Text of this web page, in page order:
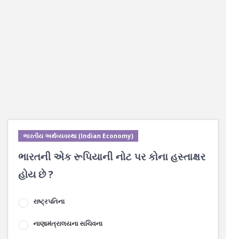
ભારતીય અર્થવ્યવસ્થા (Indian Economy)
ભારતની એક રૂપિયાની નોટ પર કોના હસ્તાક્ષર
હોય છે ?
રાષ્ટ્રપતિના
નાણામંત્રાલયના સચિવના